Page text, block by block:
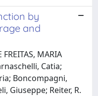
by
and
MARIA
Catia;
Boncompagni,
Giuseppe; Reiter, R.